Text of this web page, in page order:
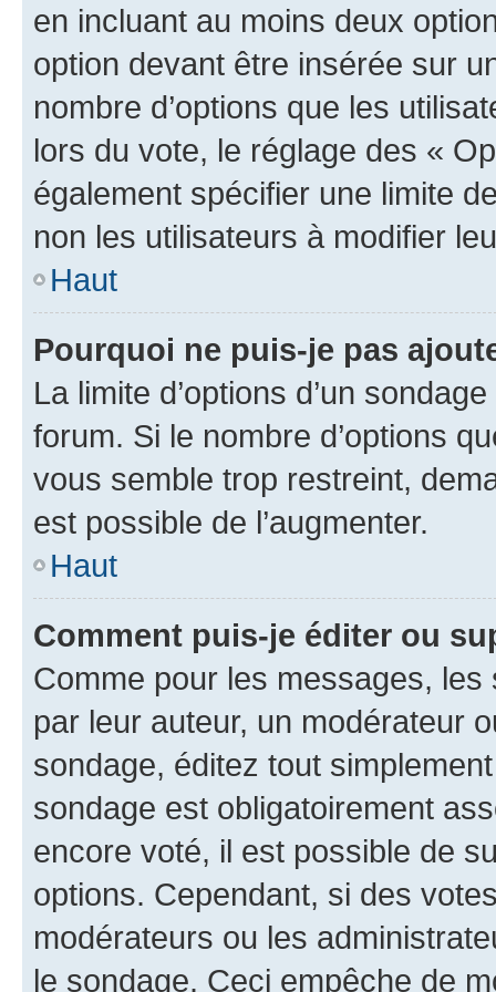
en incluant au moins deux
option devant être insérée sur
nombre d’options que les
lors du vote, le réglage des «
également spécifier une limite
non les utilisateurs à modifier
Haut
Pourquoi ne puis-je pas
La limite d’options d’un
forum. Si le nombre d’options
vous semble trop restreint,
est possible de l’augmenter.
Haut
Comment puis-je éditer ou
Comme pour les messages,
par leur auteur, un modérateur
sondage, éditez tout
sondage est obligatoirement
encore voté, il est possible de
options. Cependant, si des
modérateurs ou les
le sondage. Ceci empêche de